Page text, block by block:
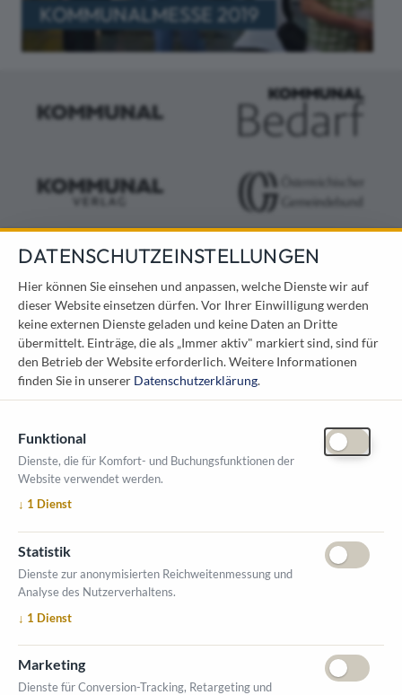
KOMMUNALMESSE 2019
KONTAKT
Österreichischer Kommunal-Verlag GmbH
Löwelstraße 6 / 2. Stock
1010 Wien
messe@kommunal.at
ÖFFNUNGSZEITEN MESSE
2. Oktober 2026, 9-16 Uhr
VERANSTALTUNGSORT
Salzburger Messe
Messezentrum 1
5020 Salzburg
Ausstellerverzeichnis
DATENSCHUTZEINSTELLUNGEN
Hier können Sie einsehen und anpassen, welche Dienste wir auf
dieser Website einsetzen dürfen. Vor Ihrer Einwilligung werden
keine externen Dienste geladen und keine Daten an Dritte
übermittelt. Einträge, die als „Immer aktiv" markiert sind, sind für
den Betrieb der Website erforderlich.Weitere Informationen
finden Sie in unserer Datenschutzerklärung.
Funktional
Dienste, die für Komfort- und Buchungsfunktionen der
Website verwendet werden.
↓ 1 Dienst
Statistik
Dienste zur anonymisierten Reichweitenmessung und
Analyse des Nutzerverhaltens.
↓ 1 Dienst
Marketing
Dienste für Conversion-Tracking, Retargeting und